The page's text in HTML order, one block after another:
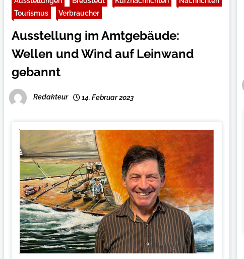
Tourismus
Verbraucher
Ausstellung im Amtgebäude:
Wellen und Wind auf Leinwand
gebannt
Redakteur 14. Februar 2023